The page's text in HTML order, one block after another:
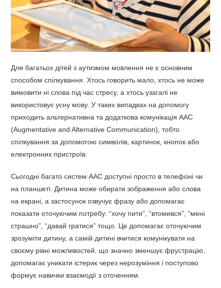
Для багатьох дітей з аутизмом мовлення не є основним
способом спілкування. Хтось говорить мало, хтось не може
вимовити ні слова під час стресу, а хтось узагалі не
використовує усну мову. У таких випадках на допомогу
приходить альтернативна та додаткова комунікація AAC
(Augmentative and Alternative Communication), тобто
спілкування за допомогою символів, картинок, кнопок або
електронних пристроїв.
Сьогодні багато систем AAC доступні просто в телефоні чи
на планшеті. Дитина може обирати зображення або слова
на екрані, а застосунок озвучує фразу або допомагає
показати оточуючим потребу: “хочу пити”, “втомився”, “мені
страшно”, “давай гратися” тощо. Це допомагає оточуючим
зрозуміти дитину, а самій дитині вчитися комунікувати на
своєму рівні можливостей, що значно зменшує фрустрацію,
допомагає уникати істерик через нерозуміння і поступово
формує навички взаємодії з оточенням.